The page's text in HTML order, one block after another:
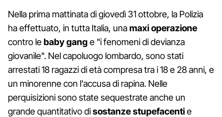
Nella prima mattinata di giovedì 31 ottobre, la Polizia
ha effettuato, in tutta Italia, unamaxi operazione
contro lebaby gang e "i fenomeni di devianza
giovanile". Nel capoluogo lombardo, sono stati
arrestati 18 ragazzi di età compresa tra i 18 e 28 anni, e
un minorenne con l'accusa di rapina. Nelle
perquisizioni sono state sequestrate anche un
grande quantitativo disostanze stupefacentie